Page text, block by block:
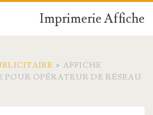
Imprimerie Affiche
> AFFICHE
OPÉRATEUR DE RÉSEAU